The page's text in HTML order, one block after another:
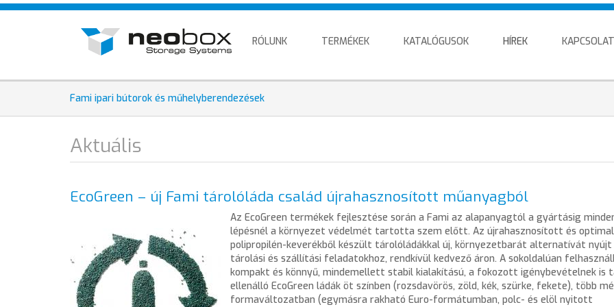
Skip
HU
EN
DE
RÓLUNK TERMÉKEK KATALÓGUSOK HÍREK KAPCSOLAT
Fami ipari bútorok és műhelyberendezések
Aktuális
EcoGreen – új Fami tárolóláda család újrahasznosított műanyagból
Az EcoGreen termékek fejlesztése során a Fami az alapanyagtól a gyártásig
lépésnél a környezet védelmét tartotta szem előtt. Az újrahasznosított és
polipropilén-keverékből készült tárolóládákkal új, környezetbarát alternatívát nyújt
tárolási és szállítási feladatokhoz, rendkívül kedvező áron. A sokoldalúan
kompakt és könnyű, mindemellett stabil kialakítású, a fokozott igénybevételnek is
ellenálló EcoGreen ládák öt színben (rozsdavörös, zöld, kék, szürke, fekete), több
formaváltozatban (egymásra rakható Euro-formátumban, polc- és elöl nyitott